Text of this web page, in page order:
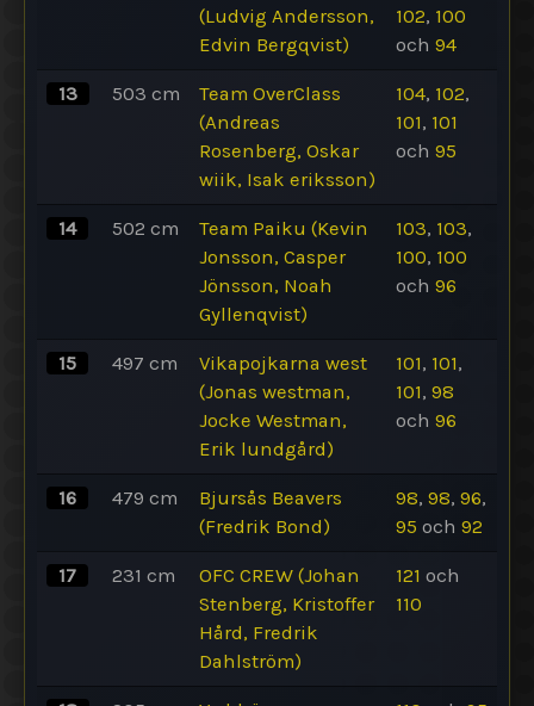
(Ludvig Andersson,
Edvin Bergqvist)
102, 100
och 94
13 503 cm
Team OverClass
(Andreas
Rosenberg, Oskar
wiik, Isak eriksson)
104, 102,
101, 101
och 95
14 502 cm
Team Paiku (Kevin
Jonsson, Casper
Jönsson, Noah
Gyllenqvist)
103, 103,
100, 100
och 96
15 497 cm
Vikapojkarna west
(Jonas westman,
Jocke Westman,
Erik lundgård)
101, 101,
101, 98
och 96
16 479 cm
Bjursås Beavers
(Fredrik Bond)
98, 98, 96,
95 och 92
17 231 cm
OFC CREW (Johan
Stenberg, Kristoffer
Hård, Fredrik
Dahlström)
121 och
110